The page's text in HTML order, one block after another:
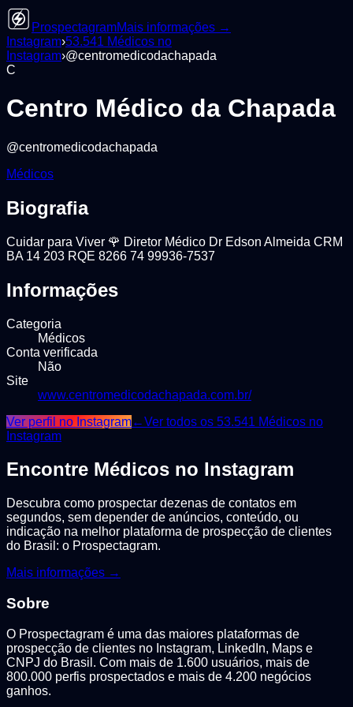
ProspectagramMais informações →
Instagram›53.541 Médicos no
Instagram›@centromedicodachapada
C
Centro Médico da Chapada
@centromedicodachapada
Médicos
Biografia
Cuidar para Viver 🌹 Diretor Médico Dr Edson Almeida CRM
BA 14 203 RQE 8266 74 99936-7537
Informações
Categoria
Médicos
Conta verificada
Não
Site
www.centromedicodachapada.com.br/
Ver perfil no Instagram←Ver todos os 53.541 Médicos no
Instagram
Encontre Médicos no Instagram
Descubra como prospectar dezenas de contatos em
segundos, sem depender de anúncios, conteúdo, ou
indicação na melhor plataforma de prospecção de clientes
do Brasil: o Prospectagram.
Mais informações →
Sobre
O Prospectagram é uma das maiores plataformas de
prospecção de clientes no Instagram, LinkedIn, Maps e
CNPJ do Brasil. Com mais de 1.600 usuários, mais de
800.000 perfis prospectados e mais de 4.200 negócios
ganhos.